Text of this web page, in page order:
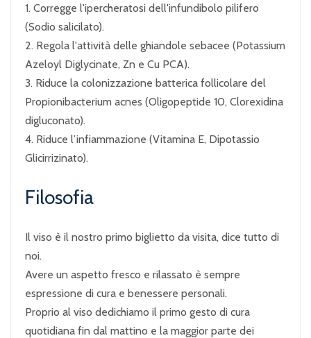
1. Corregge l'ipercheratosi dell'infundibolo pilifero
(Sodio salicilato).
2. Regola l'attività delle ghiandole sebacee (Potassium
Azeloyl Diglycinate, Zn e Cu PCA).
3. Riduce la colonizzazione batterica follicolare del
Propionibacterium acnes (Oligopeptide 10, Clorexidina
digluconato).
4. Riduce l’infiammazione (Vitamina E, Dipotassio
Glicirrizinato).
Filosofia
Il viso è il nostro primo biglietto da visita, dice tutto di
noi.
Avere un aspetto fresco e rilassato è sempre
espressione di cura e benessere personali.
Proprio al viso dedichiamo il primo gesto di cura
quotidiana fin dal mattino e la maggior parte dei